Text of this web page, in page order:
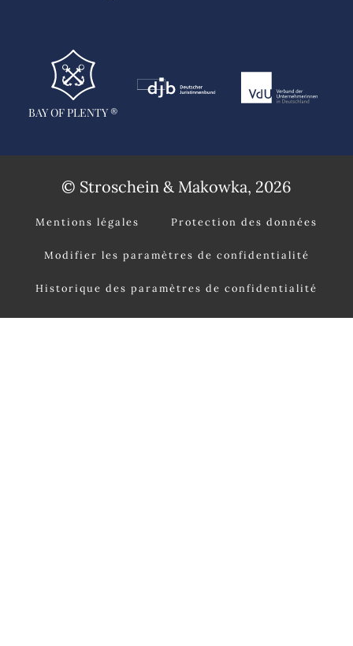
BAY OF PLENTY ®
© Stroschein & Makowka, 2026
Mentions légales Protection des données
Modifier les paramètres de confidentialité
Historique des paramètres de confidentialité